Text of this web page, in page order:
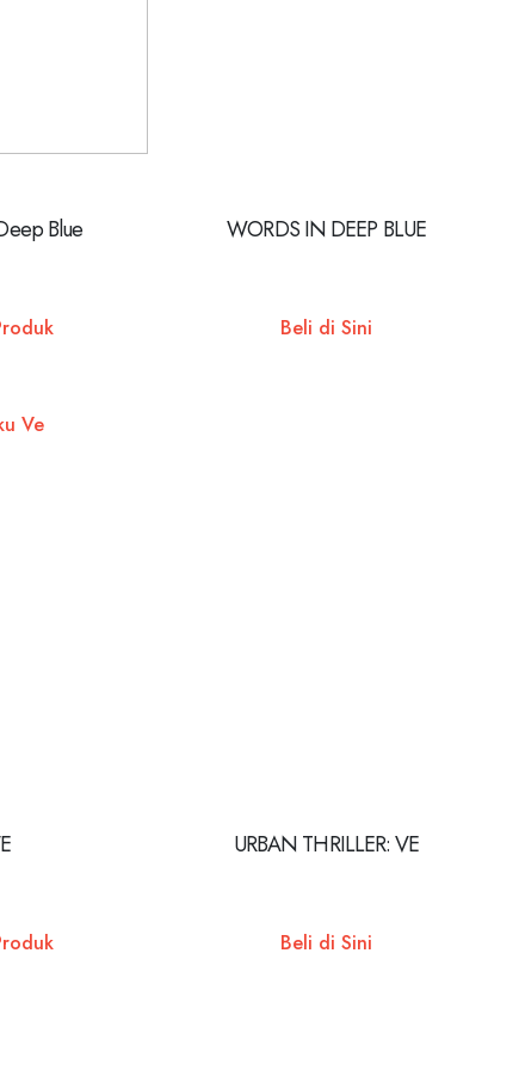
Blue WORDS IN DEEP BLUE
Beli di Sini
URBAN THRILLER: VE
Beli di Sini